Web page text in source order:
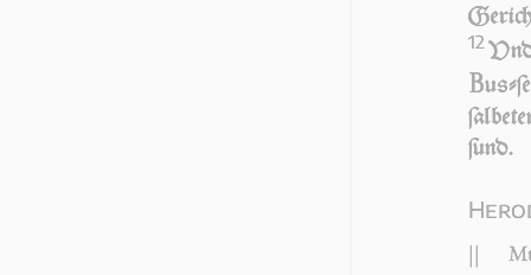
12
B
ſund.
||